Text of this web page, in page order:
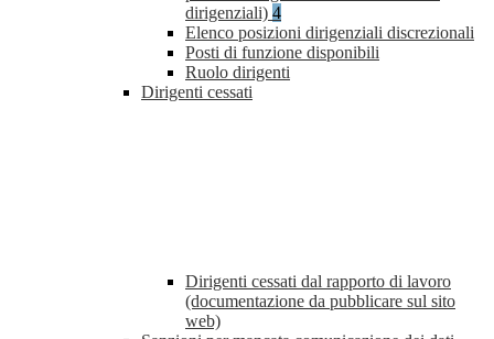
dirigenziali) 4
Elenco posizioni dirigenziali discrezionali
Posti di funzione disponibili
Ruolo dirigenti
Dirigenti cessati
Dirigenti cessati dal rapporto di lavoro
(documentazione da pubblicare sul sito
web)